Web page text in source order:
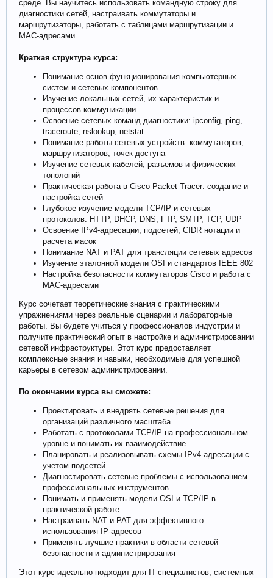
среде. Вы научитесь использовать командную строку для
диагностики сетей, настраивать коммутаторы и
маршрутизаторы, работать с таблицами маршрутизации и
MAC-адресами.
Краткая структура курса:
Понимание основ функционирования компьютерных
систем и сетевых компонентов
Изучение локальных сетей, их характеристик и
процессов коммуникации
Освоение сетевых команд диагностики: ipconfig, ping,
traceroute, nslookup, netstat
Понимание работы сетевых устройств: коммутаторов,
маршрутизаторов, точек доступа
Изучение сетевых кабелей, разъемов и физических
топологий
Практическая работа в Cisco Packet Tracer: создание и
настройка сетей
Глубокое изучение модели TCP/IP и сетевых
протоколов: HTTP, DHCP, DNS, FTP, SMTP, TCP, UDP
Освоение IPv4-адресации, подсетей, CIDR нотации и
расчета масок
Понимание NAT и PAT для трансляции сетевых адресов
Изучение эталонной модели OSI и стандартов IEEE 802
Настройка безопасности коммутаторов Cisco и работа с
MAC-адресами
Курс сочетает теоретические знания с практическими
упражнениями через реальные сценарии и лабораторные
работы. Вы будете учиться у профессионалов индустрии и
получите практический опыт в настройке и администрировании
сетевой инфраструктуры. Этот курс предоставляет
комплексные знания и навыки, необходимые для успешной
карьеры в сетевом администрировании.
По окончании курса вы сможете:
Проектировать и внедрять сетевые решения для
организаций различного масштаба
Работать с протоколами TCP/IP на профессиональном
уровне и понимать их взаимодействие
Планировать и реализовывать схемы IPv4-адресации с
учетом подсетей
Диагностировать сетевые проблемы с использованием
профессиональных инструментов
Понимать и применять модели OSI и TCP/IP в
практической работе
Настраивать NAT и PAT для эффективного
использования IP-адресов
Применять лучшие практики в области сетевой
безопасности и администрирования
Этот курс идеально подходит для IT-специалистов, системных